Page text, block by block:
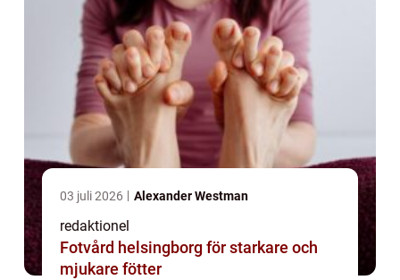
03 juli 2026 Alexander Westman
redaktionel
Fotvård helsingborg för starkare och
mjukare fötter